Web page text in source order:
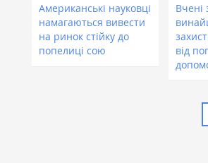
Американські науковці
намагаються вивести
на ринок стійку до
попелиці сою
Вчені
від